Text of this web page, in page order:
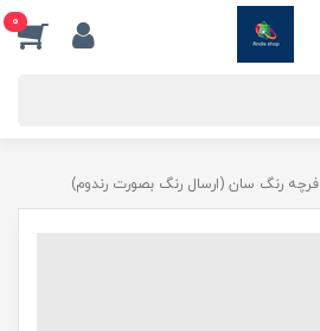
0
فرچه رنگ سان (ارسال رنگ بصورت رندوم)